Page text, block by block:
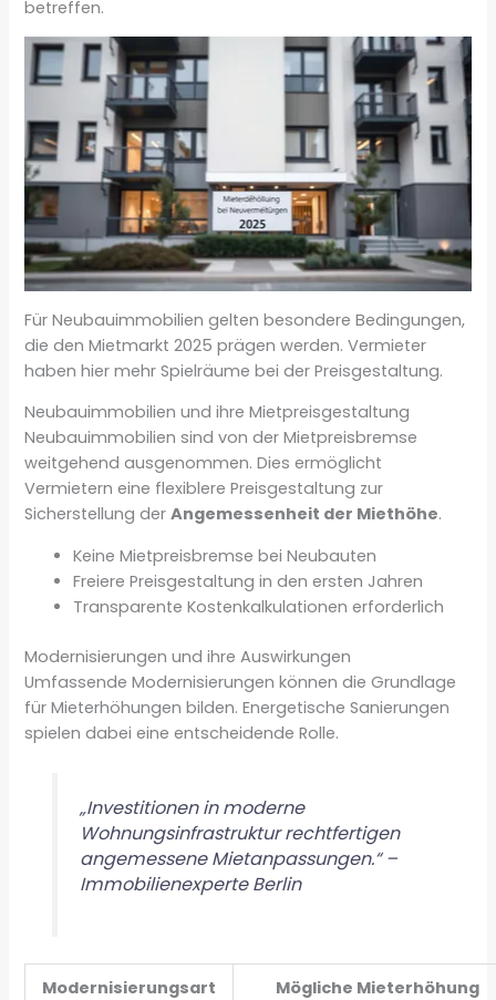
betreffen.
Für Neubauimmobilien gelten besondere Bedingungen,
die den Mietmarkt 2025 prägen werden. Vermieter
haben hier mehr Spielräume bei der Preisgestaltung.
Neubauimmobilien und ihre Mietpreisgestaltung
Neubauimmobilien sind von der Mietpreisbremse
weitgehend ausgenommen. Dies ermöglicht
Vermietern eine flexiblere Preisgestaltung zur
Sicherstellung derAngemessenheit der Miethöhe.
Keine Mietpreisbremse bei Neubauten
Freiere Preisgestaltung in den ersten Jahren
Transparente Kostenkalkulationen erforderlich
Modernisierungen und ihre Auswirkungen
Umfassende Modernisierungen können die Grundlage
für Mieterhöhungen bilden. Energetische Sanierungen
spielen dabei eine entscheidende Rolle.
„Investitionen in moderne
Wohnungsinfrastruktur rechtfertigen
angemessene Mietanpassungen.“ –
Immobilienexperte Berlin
Modernisierungsart Mögliche Mieterhöhung